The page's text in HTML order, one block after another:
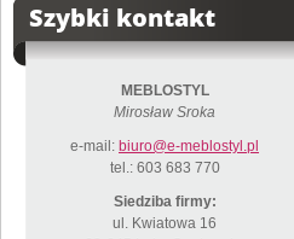
Szybki kontakt
MEBLOSTYL
Mirosław Sroka
e-mail: biuro@e-meblostyl.pl
tel.: 603 683 770
Siedziba firmy:
ul. Kwiatowa 16